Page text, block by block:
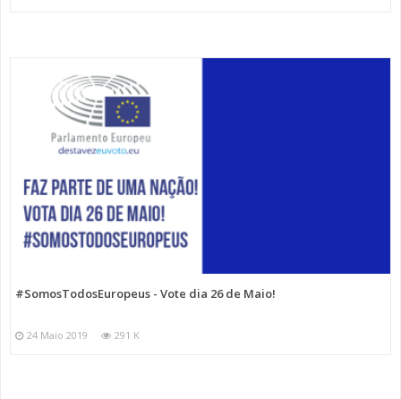
#SomosTodosEuropeus - Vote dia 26 de Maio!
24 Maio 2019 291 K